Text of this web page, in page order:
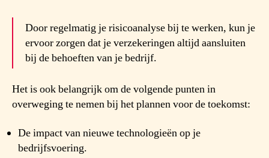
Door regelmatig je risicoanalyse bij te werken, kun je
ervoor zorgen dat je verzekeringen altijd aansluiten
bij de behoeften van je bedrijf.
Het is ook belangrijk om de volgende punten in
overweging te nemen bij het plannen voor de toekomst:
De impact van nieuwe technologieën op je
bedrijfsvoering.